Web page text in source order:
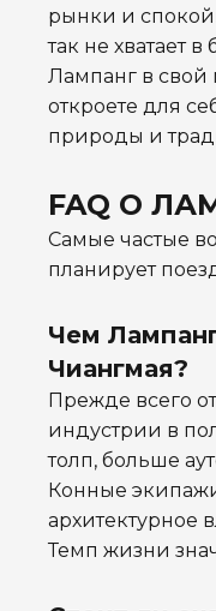
рынки и
так не хватает
Лампанг в свой
откроете для
природы и
FAQ О
Самые частые
планирует
Чем
Чиангмая?
Прежде всего
индустрии в
толп, больше
Конные
архитектурное
Темп жизни